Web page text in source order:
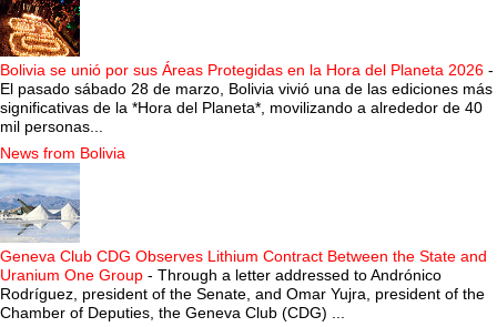
Bolivia se unió por sus Áreas Protegidas en la Hora del Planeta 2026 -
El pasado sábado 28 de marzo, Bolivia vivió una de las ediciones más
significativas de la *Hora del Planeta*, movilizando a alrededor de 40
mil personas...
News from Bolivia
Geneva Club CDG Observes Lithium Contract Between the State and
Uranium One Group - Through a letter addressed to Andrónico
Rodríguez, president of the Senate, and Omar Yujra, president of the
Chamber of Deputies, the Geneva Club (CDG) ...